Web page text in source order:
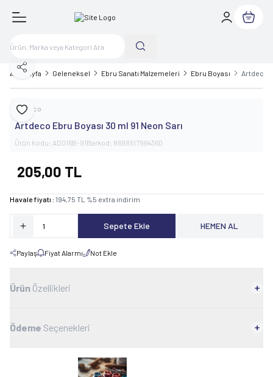
Sepetim
Ana Sayfa Geleneksel Ebru Sanatı Malzemeleri Ebru Boyası Artdeco
Favoriye Ekle
Paylaş
Artdeco
Artdeco Ebru Boyası 30 ml 91 Neon Sarı
Ürün Kodu: AD016B-91Barkod: 8698517964360
205,00 TL
Havale fiyatı : 194,75 TL %5 extra indirim
Sepete Ekle HEMEN AL
Paylaş Fiyat Alarmı Not Ekle
Ürün Özellikleri
Ödeme Seçenekleri